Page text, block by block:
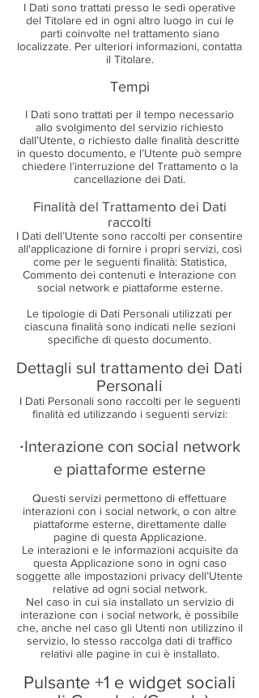
I Dati sono trattati presso le sedi operative
del Titolare ed in ogni altro luogo in cui le
parti coinvolte nel trattamento siano
localizzate. Per ulteriori informazioni, contatta
il Titolare.
Tempi
I Dati sono trattati per il tempo necessario
allo svolgimento del servizio richiesto
dall’Utente, o richiesto dalle finalità descritte
in questo documento, e l’Utente può sempre
chiedere l’interruzione del Trattamento o la
cancellazione dei Dati.
Finalità del Trattamento dei Dati
raccolti
I Dati dell’Utente sono raccolti per consentire
all'applicazione di fornire i propri servizi, così
come per le seguenti finalità: Statistica,
Commento dei contenuti e Interazione con
social network e piattaforme esterne.
Le tipologie di Dati Personali utilizzati per
ciascuna finalità sono indicati nelle sezioni
specifiche di questo documento.
Dettagli sul trattamento dei Dati
Personali
I Dati Personali sono raccolti per le seguenti
finalità ed utilizzando i seguenti servizi:
·Interazione con social network
e piattaforme esterne
Questi servizi permettono di effettuare
interazioni con i social network, o con altre
piattaforme esterne, direttamente dalle
pagine di questa Applicazione.
Le interazioni e le informazioni acquisite da
questa Applicazione sono in ogni caso
soggette alle impostazioni privacy dell’Utente
relative ad ogni social network.
Nel caso in cui sia installato un servizio di
interazione con i social network, è possibile
che, anche nel caso gli Utenti non utilizzino il
servizio, lo stesso raccolga dati di traffico
relativi alle pagine in cui è installato.
Pulsante +1 e widget sociali